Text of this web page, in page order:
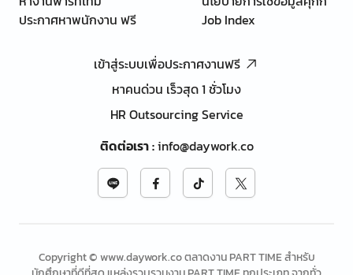
ประกาศหาพนักงาน ฟรี
Job Index
เข้าสู่ระบบเพื่อประกาศงานฟรี
หาคนด่วน เร็วสุด 1 ชั่วโมง
HR Outsourcing Service
ติดต่อเรา:info@daywork.co
Copyright © www.daywork.co ตลาดงาน PART TIME สำหรับ